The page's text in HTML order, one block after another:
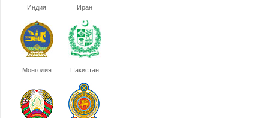
Индия Иран
Монголия Пакистан